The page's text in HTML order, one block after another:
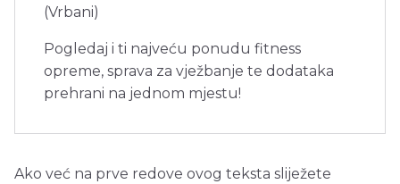
(Vrbani)
Pogledaj i ti najveću ponudu fitness
opreme, sprava za vježbanje te dodataka
prehrani na jednom mjestu!
Ako već na prve redove ovog teksta sliježete